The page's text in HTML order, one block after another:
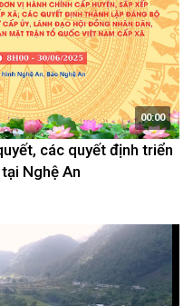
00:00
các quyết định triển
Nghệ An